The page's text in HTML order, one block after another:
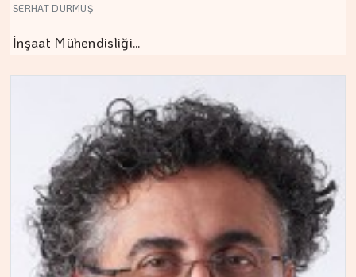
SERHAT DURMUŞ
İnşaat Mühendisliği…